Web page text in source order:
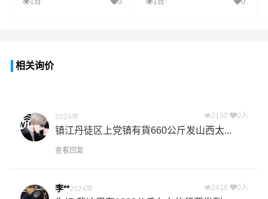
1百 0 1百 0
相关询价
2024年 2150 0人
镇江丹徒区上党镇有貨660公斤发山西太...
查看回复
李**2024年 2416 0人